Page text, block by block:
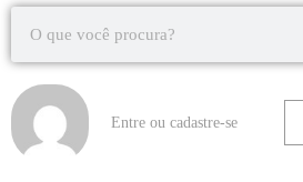
Entre ou cadastre-se